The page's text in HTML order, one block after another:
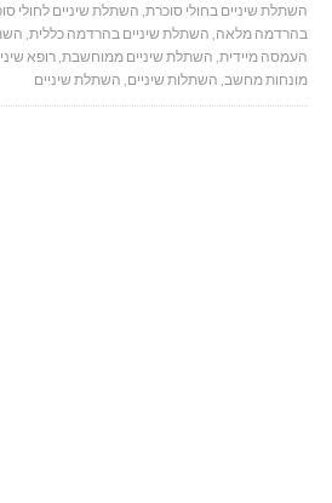
השתלת שיניים בחולי סוכרת, השתלת שיניים לחולי
בהרדמה מלאה, השתלת שיניים בהרדמה כללית,
העמסה מיידית, השתלת שיניים ממוחשבת,רופא
מונחות מחשב, השתלות שיניים, השתלת שיניים